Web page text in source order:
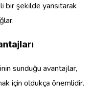
bir şekilde yansıtarak
sunduğu avantajlar,
için oldukça önemlidir.